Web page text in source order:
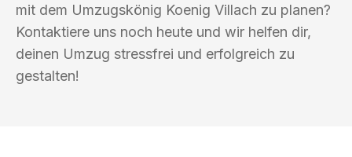
mit dem Umzugskönig Koenig Villach zu planen?
Kontaktiere uns noch heute und wir helfen dir,
deinen Umzug stressfrei und erfolgreich zu
gestalten!